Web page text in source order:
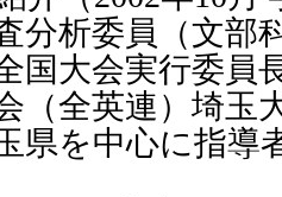
分析委員（文部
国大会実行委員
（全英連）埼玉
県を中心に指導